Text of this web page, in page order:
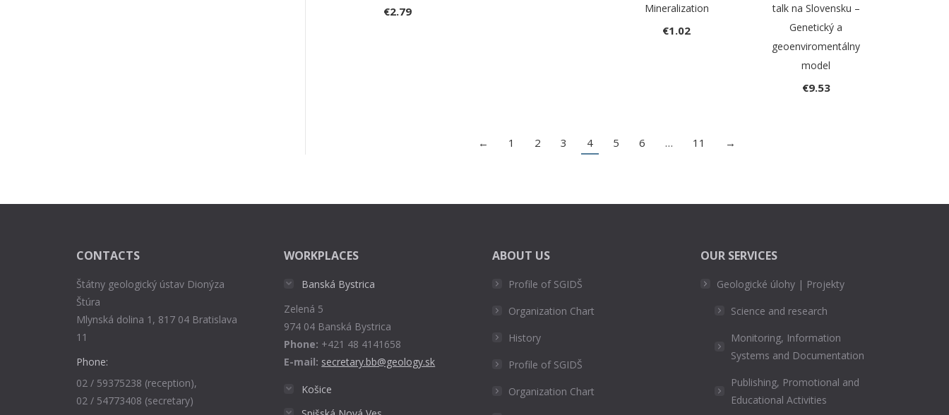
€2.79
Mineralization
€1.02
talk na Slovensku –
Genetický a
geoenviromentálny
model
€9.53
← 1 2 3 4 5 6 … 11 →
CONTACTS
Štátny geologický ústav Dionýza
Štúra
Mlynská dolina 1, 817 04 Bratislava
11
Phone:
02 / 59375238 (reception),
02 / 54773408 (secretary)
WORKPLACES
Banská Bystrica
Zelená 5
974 04 Banská Bystrica
Phone: +421 48 4141658
E-mail: secretary.bb@geology.sk
Košice
ABOUT US
Profile of SGIDŠ
Organization Chart
History
Profile of SGIDŠ
Organization Chart
OUR SERVICES
Geologické úlohy | Projekty
Science and research
Monitoring, Information
Systems and Documentation
Publishing, Promotional and
Educational Activities